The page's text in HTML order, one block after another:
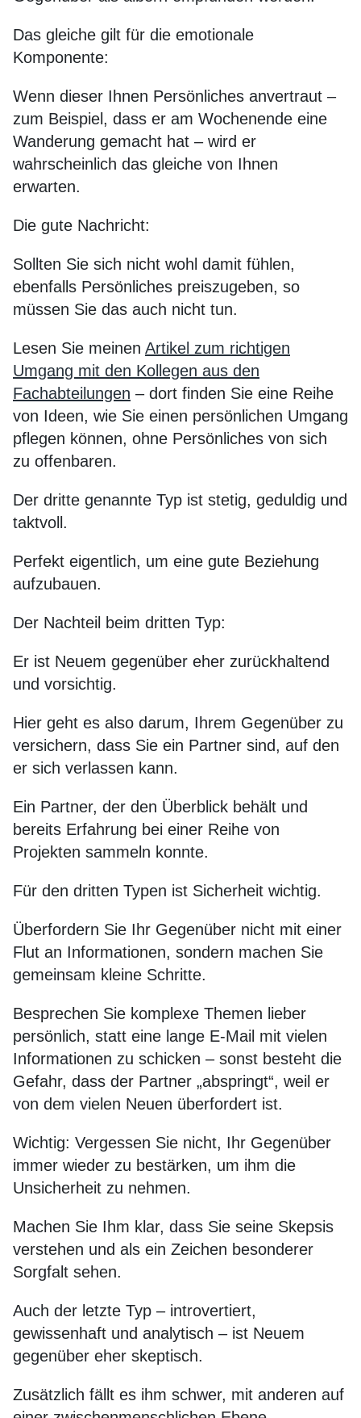
Das gleiche gilt für die emotionale
Komponente:
Wenn dieser Ihnen Persönliches anvertraut –
zum Beispiel, dass er am Wochenende eine
Wanderung gemacht hat – wird er
wahrscheinlich das gleiche von Ihnen
erwarten.
Die gute Nachricht:
Sollten Sie sich nicht wohl damit fühlen,
ebenfalls Persönliches preiszugeben, so
müssen Sie das auch nicht tun.
Lesen Sie meinen Artikel zum richtigen
Umgang mit den Kollegen aus den
Fachabteilungen – dort finden Sie eine Reihe
von Ideen, wie Sie einen persönlichen Umgang
pflegen können, ohne Persönliches von sich
zu offenbaren.
Der dritte genannte Typ ist stetig, geduldig und
taktvoll.
Perfekt eigentlich, um eine gute Beziehung
aufzubauen.
Der Nachteil beim dritten Typ:
Er ist Neuem gegenüber eher zurückhaltend
und vorsichtig.
Hier geht es also darum, Ihrem Gegenüber zu
versichern, dass Sie ein Partner sind, auf den
er sich verlassen kann.
Ein Partner, der den Überblick behält und
bereits Erfahrung bei einer Reihe von
Projekten sammeln konnte.
Für den dritten Typen ist Sicherheit wichtig.
Überfordern Sie Ihr Gegenüber nicht mit einer
Flut an Informationen, sondern machen Sie
gemeinsam kleine Schritte.
Besprechen Sie komplexe Themen lieber
persönlich, statt eine lange E-Mail mit vielen
Informationen zu schicken – sonst besteht die
Gefahr, dass der Partner „abspringt“, weil er
von dem vielen Neuen überfordert ist.
Wichtig: Vergessen Sie nicht, Ihr Gegenüber
immer wieder zu bestärken, um ihm die
Unsicherheit zu nehmen.
Machen Sie Ihm klar, dass Sie seine Skepsis
verstehen und als ein Zeichen besonderer
Sorgfalt sehen.
Auch der letzte Typ – introvertiert,
gewissenhaft und analytisch – ist Neuem
gegenüber eher skeptisch.
Zusätzlich fällt es ihm schwer, mit anderen auf